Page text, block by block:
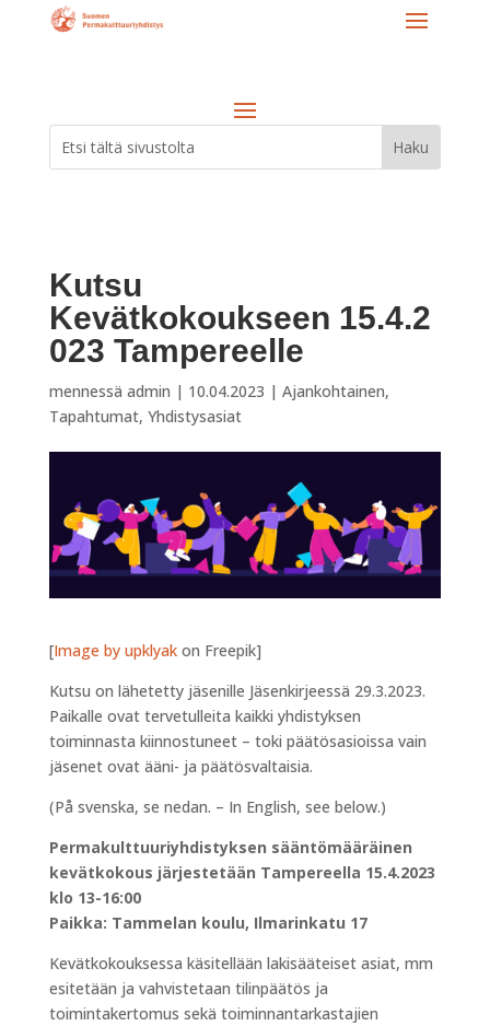
Kutsu
Kevätkokoukseen 15.4.2
023 Tampereelle
mennessä admin | 10.04.2023 | Ajankohtainen,
Tapahtumat, Yhdistysasiat
[Image by upklyakon Freepik]
Kutsu on lähetetty jäsenille Jäsenkirjeessä 29.3.2023.
Paikalle ovat tervetulleita kaikki yhdistyksen
toiminnasta kiinnostuneet – toki päätösasioissa vain
jäsenet ovat ääni- ja päätösvaltaisia.
(På svenska, se nedan. – In English, see below.)
Permakulttuuriyhdistyksen sääntömääräinen
kevätkokous järjestetään Tampereella 15.4.2023
klo 13-16:00
Paikka: Tammelan koulu, Ilmarinkatu 17
Kevätkokouksessa käsitellään lakisääteiset asiat, mm
esitetään ja vahvistetaan tilinpäätös ja
toimintakertomus sekä toiminnantarkastajien